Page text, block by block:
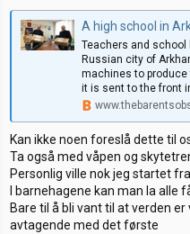
A high school in
Teachers and school
Russian city of
machines to
it is sent to the front
Kan ikke noen foreslå dette til
Ta også med våpen og
Personlig ville nok jeg startet
I barnehagene kan man la alle
Bare til å bli vant til at verden
avtagende med det første